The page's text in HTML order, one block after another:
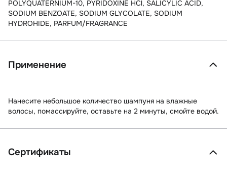
POLYQUATERNIUM-10, PYRIDOXINE HCl, SALICYLIC ACID,
SODIUM BENZOATE, SODIUM GLYCOLATE, SODIUM
HYDROHIDE, PARFUM/FRAGRANCE
Применение
Нанесите небольшое количество шампуня на влажные
волосы, помассируйте, оставьте на 2 минуты, смойте водой.
Сертификаты